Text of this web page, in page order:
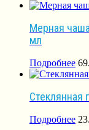
Мерная
мл
Подробнее
Стеклянная
Подробнее